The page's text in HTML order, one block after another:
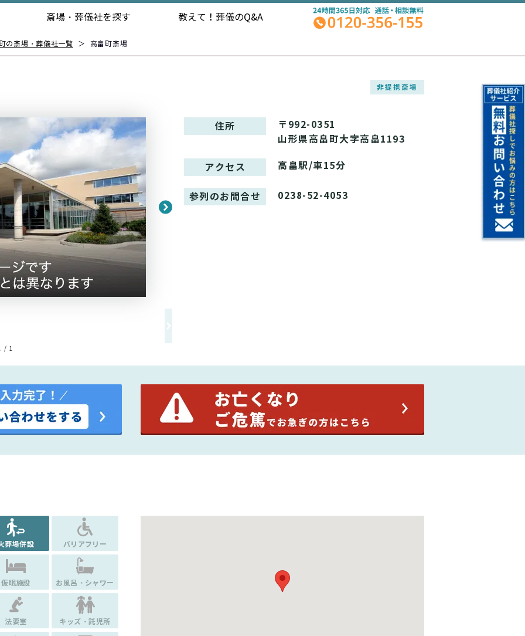
斎場・葬儀社を探す 教えて！ 葬儀のQ&A
の斎場・葬儀社一覧 ＞ 高畠町斎場
非提携斎場
/ 1
住所
〒992-0351
山形県高畠町大字高畠1193
アクセス 高畠駅/車15分
参列のお問合せ 0238-52-4053
葬場併設 バリアフリー
仮眠施設 お風呂・シャワー
法要室 キッズ・託児所